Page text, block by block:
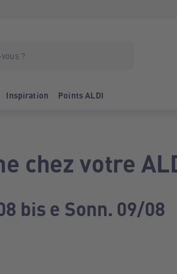
Inspiration Points ALDI
chez votre
bis e Sonn. 09/08